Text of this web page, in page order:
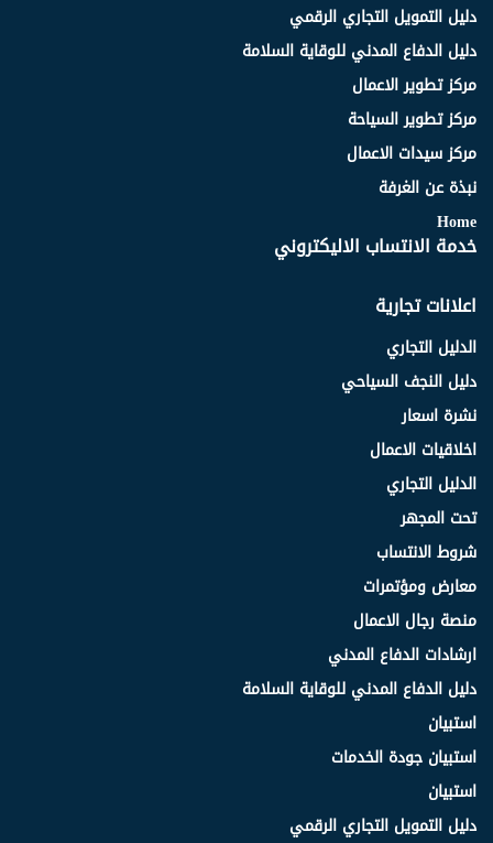
دليل التمويل التجاري الرقمي
دليل الدفاع المدني للوقاية السلامة
مركز تطوير الاعمال
مركز تطوير السياحة
مركز سيدات الاعمال
نبذة عن الغرفة
Home
خدمة الانتساب الاليكتروني
اعلانات تجارية
الدليل التجاري
دليل النجف السياحي
نشرة اسعار
اخلاقيات الاعمال
الدليل التجاري
تحت المجهر
شروط الانتساب
معارض ومؤتمرات
منصة رجال الاعمال
ارشادات الدفاع المدني
دليل الدفاع المدني للوقاية السلامة
استبيان
استبيان جودة الخدمات
استبيان
دليل التمويل التجاري الرقمي